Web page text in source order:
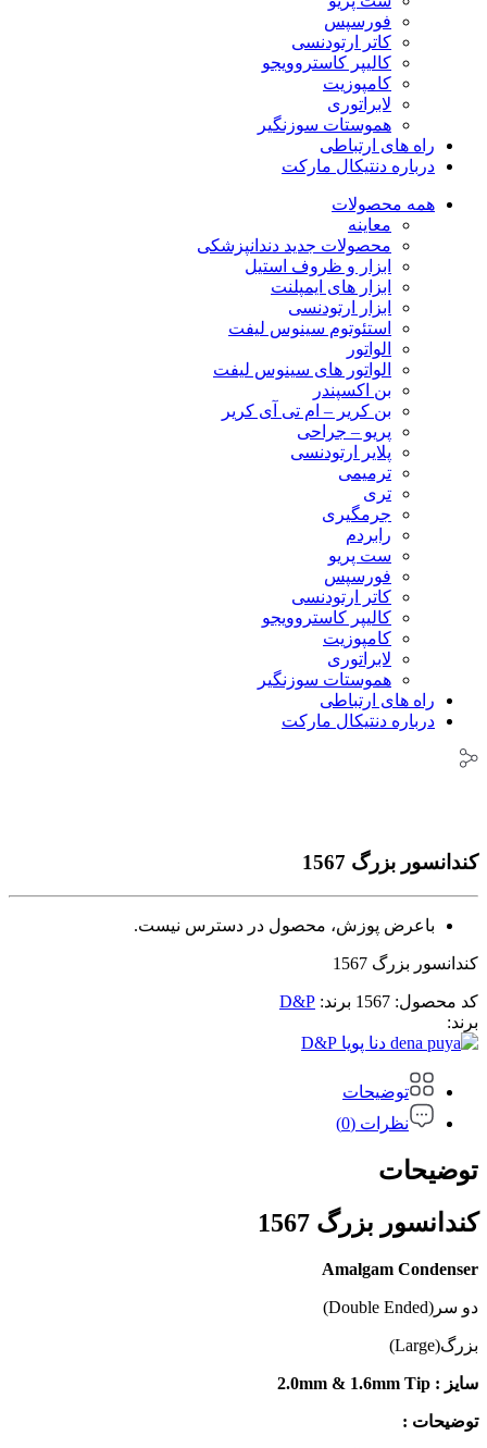
فورسپس
کاتر ارتودنسی
کالیپر کاستروویجو
کامپوزیت
لابراتوری
هموستات سوزنگیر
راه های ارتباطی
درباره دنتیکال مارکت
همه محصولات
معاینه
محصولات جدید دندانپزشکی
ابزار و ظروف استیل
ابزار های ایمپلنت
ابزار ارتودنسی
استئوتوم سینوس لیفت
الواتور
الواتور های سینوس لیفت
بن اکسپندر
بن کریر – ام تی آی کریر
پریو – جراحی
پلایر ارتودنسی
ترمیمی
تری
جرمگیری
رابردم
ست پریو
فورسپس
کاتر ارتودنسی
کالیپر کاستروویجو
کامپوزیت
لابراتوری
هموستات سوزنگیر
راه های ارتباطی
درباره دنتیکال مارکت
کندانسور بزرگ 1567
باعرض پوزش، محصول در دسترس نیست.
کندانسور بزرگ 1567
کد محصول: 1567 برند: D&P
برند:
D&P
توضیحات
نظرات (0)
توضیحات
کندانسور بزرگ 1567
Amalgam Condenser
دو سر(Double Ended)
بزرگ(Large)
سایز : 2.0mm & 1.6mm Tip
توضیحات :